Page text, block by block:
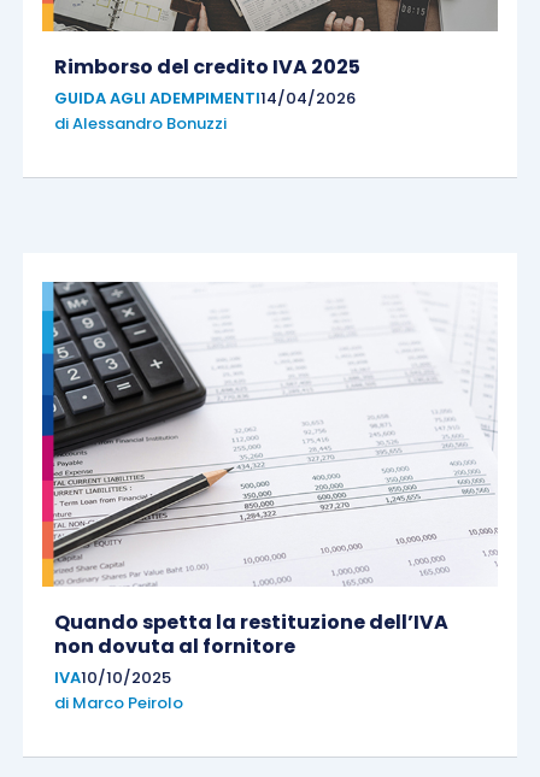
Rimborso del credito IVA 2025
GUIDA AGLI ADEMPIMENTI14/04/2026
diAlessandro Bonuzzi
Quando spetta la restituzione dell’IVA
non dovuta al fornitore
IVA10/10/2025
di Marco Peirolo